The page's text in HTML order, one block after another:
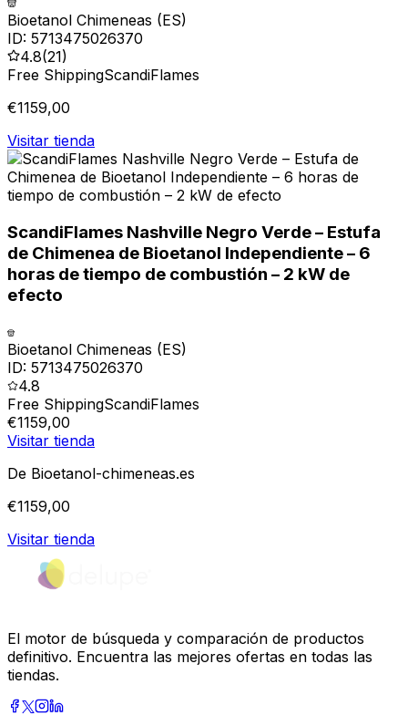
Bioetanol Chimeneas (ES)
ID: 5713475026370
4.8(21)
Free ShippingScandiFlames
€1159,00
Visitar tienda
ScandiFlames Nashville Negro Verde – Estufa
de Chimenea de Bioetanol Independiente – 6
horas de tiempo de combustión – 2 kW de
efecto
Bioetanol Chimeneas (ES)
ID: 5713475026370
4.8
Free ShippingScandiFlames
€1159,00
Visitar tienda
De Bioetanol-chimeneas.es
€1159,00
Visitar tienda
El motor de búsqueda y comparación de productos
definitivo. Encuentra las mejores ofertas en todas las
tiendas.